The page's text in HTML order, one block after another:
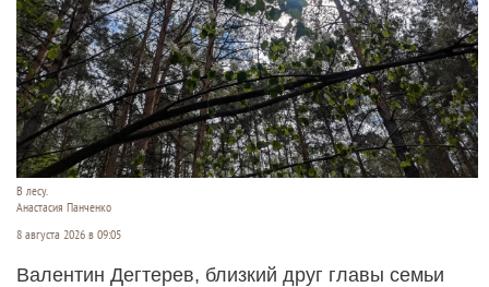
В лесу.
Анастасия Панченко
8 августа 2026 в 09:05
Валентин Дегтерев, близкий друг главы семьи